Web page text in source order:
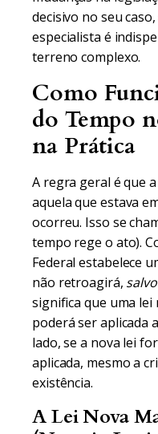
decisivo no seu
especialista é
terreno complexo.
Como
do Tempo
na Prática
A regra geral é que
aquela que estava
ocorreu. Isso se
tempo rege o ato).
Federal estabelece
não retroagirá,
significa que uma lei
poderá ser aplicada
lado, se a nova lei
aplicada, mesmo a
existência.
A Lei Nova